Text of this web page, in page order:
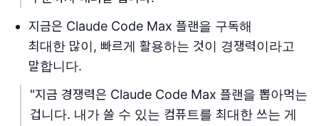
지금은 Claude Code Max 플랜을 구독해
최대한 많이, 빠르게 활용하는 것이 경쟁력이라고
말합니다.
"지금 경쟁력은 Claude Code Max 플랜을 뽑아먹는
겁니다. 내가 쓸 수 있는 컴퓨트를 최대한 쓰는 게